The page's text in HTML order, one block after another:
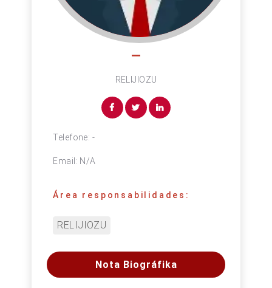
–
RELIJIOZU
Telefone: -
Email: N/A
Área responsabilidades:
RELIJIOZU
Nota Biográfika